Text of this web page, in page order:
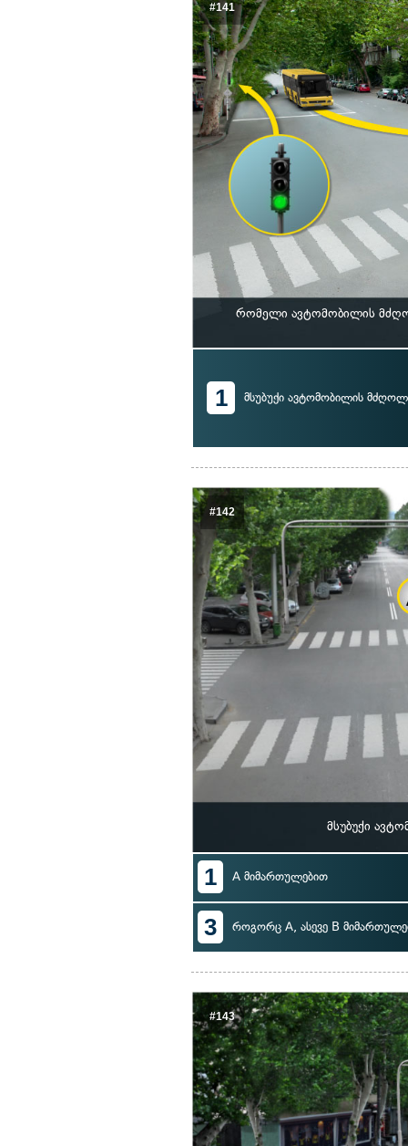
#141
რომელი ავტომობილის
1 მსუბუქი ავტომობილის
#142
მსუბუქი
1 A მიმართულებით
3 როგორც A, ასევე B
#143